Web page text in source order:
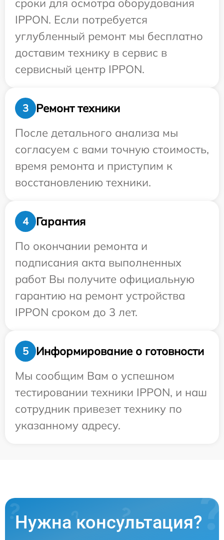
сроки для осмотра оборудования
IPPON. Если потребуется
углубленный ремонт мы бесплатно
доставим технику в сервис в
сервисный центр IPPON.
3
Ремонт техники
После детального анализа мы
согласуем с вами точную стоимость,
время ремонта и приступим к
восстановлению техники.
4
Гарантия
По окончании ремонта и
подписания акта выполненных
работ Вы получите официальную
гарантию на ремонт устройства
IPPON сроком до 3 лет.
5
Информирование о готовности
Мы сообщим Вам о успешном
тестировании техники IPPON, и наш
сотрудник привезет технику по
указанному адресу.
Нужна консультация?